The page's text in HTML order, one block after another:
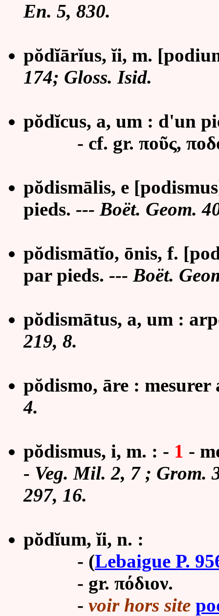
En. 5, 830.
pŏdĭārĭus,ĭi, m.
174; Gloss. Isid.
pŏdĭcus, a, um : d'un
- cf. gr. ποῦς,
pŏdismālis, e
pieds. --- Boët. Geom.
pŏdismātĭo, ōnis, f.
par pieds. --- Boët.
pŏdismātus, a, um :
219, 8.
pŏdismo, āre : mesurer
4.
pŏdismus, i, m. : - 1 -
- Veg. Mil. 2, 7 ; Grom.
297, 16.
pŏdĭum, ĭi, n. :
- (Lebaigue P.
- gr. πόδιον.
- voir hors site